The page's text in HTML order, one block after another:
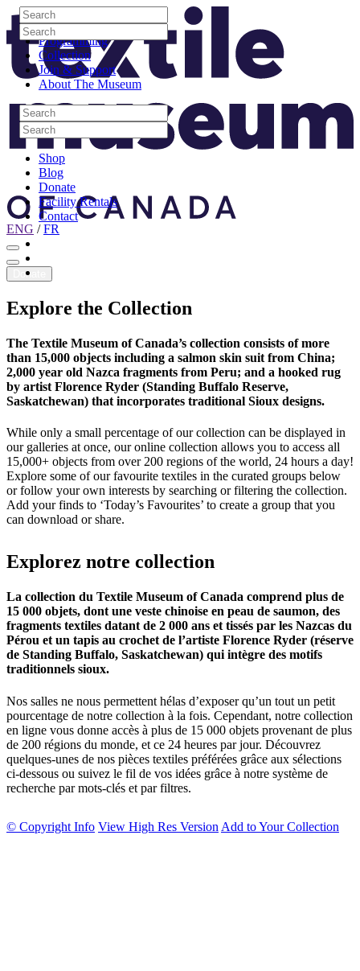
Skip to content
Visit
Programming
Collection
Join & Support
About The Museum
Search
Search
Search
Search
Shop
Blog
Donate
Facility Rentals
Contact
Youtube
Search
Search
Search
Search
Site Logo
ENG /FR
Donate
Explore the Collection
The Textile Museum of Canada’s collection consists of more
than 15,000 objects including a salmon skin suit from China;
2,000 year old Nazca fragments from Peru; and a hooked rug
by artist Florence Ryder (Standing Buffalo Reserve,
Saskatchewan) that incorporates traditional Sioux designs.
While only a small percentage of our collection can be displayed in
our galleries at once, our online collection allows you to access all
15,000+ objects from over 200 regions of the world, 24 hours a day!
Explore some of our favourite textiles in the curated groups below
or follow your own interests by searching or filtering the collection.
Add your finds to ‘Today’s Favourites’ to create a group that you
can download or share.
Explorez notre collection
La collection du Textile Museum of Canada comprend plus de
15 000 objets, dont une veste chinoise en peau de saumon, des
fragments textiles datant de 2 000 ans et tissés par les Nazcas du
Pérou et un tapis au crochet de l’artiste Florence Ryder (réserve
de Standing Buffalo, Saskatchewan) qui intègre des motifs
traditionnels sioux.
Nos salles ne nous permettent hélas d’exposer qu’un tout un petit
pourcentage de notre collection à la fois. Cependant, notre collection
en ligne vous donne accès à plus de 15 000 objets provenant de plus
de 200 régions du monde, et ce 24 heures par jour. Découvrez
quelques-unes de nos pièces textiles préférées grâce aux sélections
ci-dessous ou suivez le fil de vos idées grâce à notre système de
recherche par mots-clés et par filtres.
© Copyright Info View High Res Version Add to Your Collection